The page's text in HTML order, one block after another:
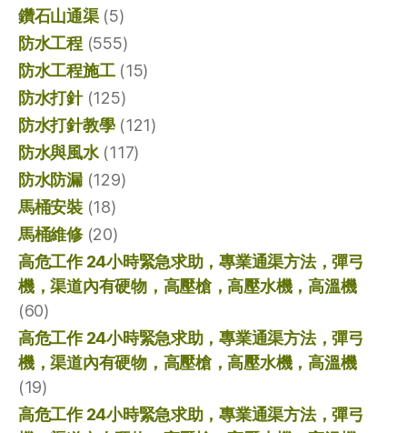
鑽石山通渠(5)
防水工程(555)
防水工程施工(15)
防水打針(125)
防水打針教學(121)
防水與風水(117)
防水防漏(129)
馬桶安裝(18)
馬桶維修(20)
高危工作 24小時緊急求助，專業通渠方法，彈弓
機，渠道內有硬物，高壓槍，高壓水機，高溫機
(60)
高危工作 24小時緊急求助，專業通渠方法，彈弓
機，渠道內有硬物，高壓槍，高壓水機，高溫機
(19)
高危工作 24小時緊急求助，專業通渠方法，彈弓